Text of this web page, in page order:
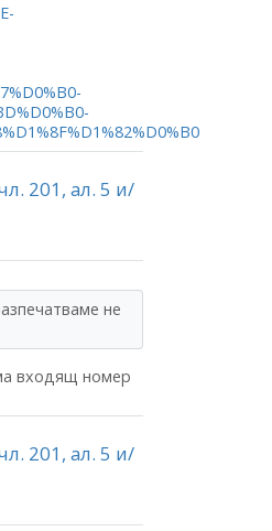
201, ал. 5 и/
не
входящ номер
201, ал. 5 и/